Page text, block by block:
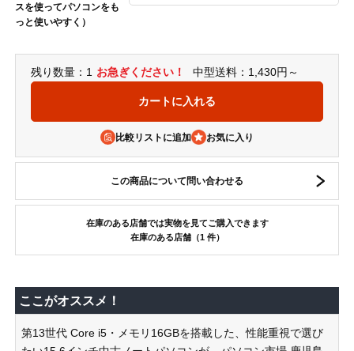
スを使ってパソコンをも
っと使いやすく）
残り数量：1 お急ぎください！ 中型送料：1,430円～
比較リストに追加
この商品について問い合わせる
在庫のある店舗では実物を見てご購入できます
在庫のある店舗（1 件）
ここがオススメ！
第13世代 Core i5・メモリ16GBを搭載した、性能重視で選び